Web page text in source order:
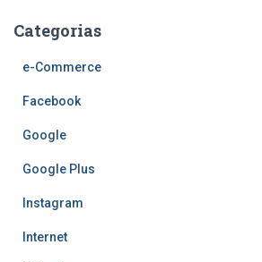
Categorias
e-Commerce
Facebook
Google
Google Plus
Instagram
Internet